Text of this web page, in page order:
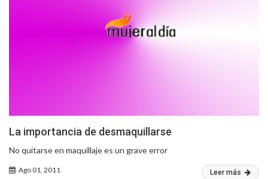
La importancia de desmaquillarse
No quitarse en maquillaje es un grave error
Ago 01, 2011 Leer más